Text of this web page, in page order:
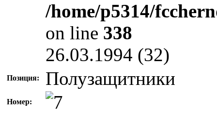
/home/p5314/
on line 338
26.03.1994 (32)
Позиция: Полузащитники
Номер: